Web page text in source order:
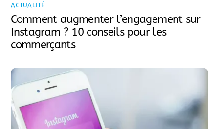
ACTUALITÉ
Comment augmenter l’engagement sur
Instagram ? 10 conseils pour les
commerçants